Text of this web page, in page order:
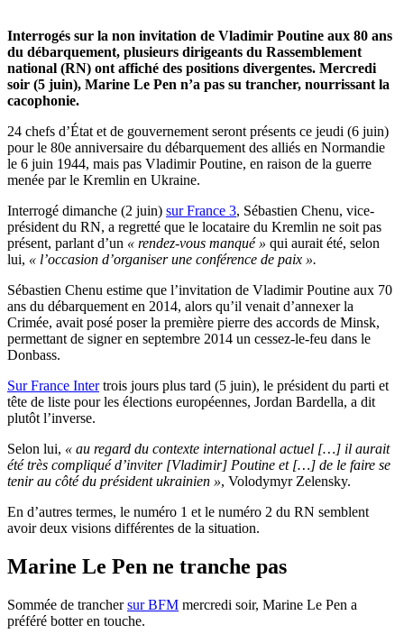
Interrogés sur la non invitation de Vladimir Poutine aux 80 ans
du débarquement, plusieurs dirigeants du Rassemblement
national (RN) ont affiché des positions divergentes. Mercredi
soir (5 juin), Marine Le Pen n’a pas su trancher, nourrissant la
cacophonie.
24 chefs d’État et de gouvernement seront présents ce jeudi (6 juin)
pour le 80e anniversaire du débarquement des alliés en Normandie
le 6 juin 1944, mais pas Vladimir Poutine, en raison de la guerre
menée par le Kremlin en Ukraine.
Interrogé dimanche (2 juin) sur France 3, Sébastien Chenu, vice-
président du RN, a regretté que le locataire du Kremlin ne soit pas
présent, parlant d’un « rendez-vous manqué » qui aurait été, selon
lui, « l’occasion d’organiser une conférence de paix ».
Sébastien Chenu estime que l’invitation de Vladimir Poutine aux 70
ans du débarquement en 2014, alors qu’il venait d’annexer la
Crimée, avait posé poser la première pierre des accords de Minsk,
permettant de signer en septembre 2014 un cessez-le-feu dans le
Donbass.
Sur France Intertrois jours plus tard (5 juin), le président du parti et
tête de liste pour les élections européennes, Jordan Bardella, a dit
plutôt l’inverse.
Selon lui, « au regard du contexte international actuel […] il aurait
été très compliqué d’inviter [Vladimir] Poutine et […] de le faire se
tenir au côté du président ukrainien », Volodymyr Zelensky.
En d’autres termes, le numéro 1 et le numéro 2 du RN semblent
avoir deux visions différentes de la situation.
Marine Le Pen ne tranche pas
Sommée de tranchersur BFM mercredi soir, Marine Le Pen a
préféré botter en touche.